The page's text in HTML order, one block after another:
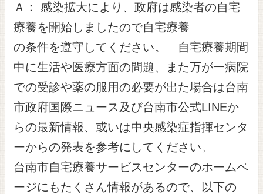
Ａ： 感染拡大により、政府は感染者の自宅
療養を開始しましたので自宅療養
の条件を遵守してください。 自宅療養期間
中に生活や医療方面の問題、また万が一病院
での受診や薬の服用の必要が出た場合は台南
市政府国際ニュース及び台南市公式LINEか
らの最新情報、或いは中央感染症指揮センタ
ーからの発表を参考にしてください。
台南市自宅療養サービスセンターのホームペ
ージにもたくさん情報があるので、以下の